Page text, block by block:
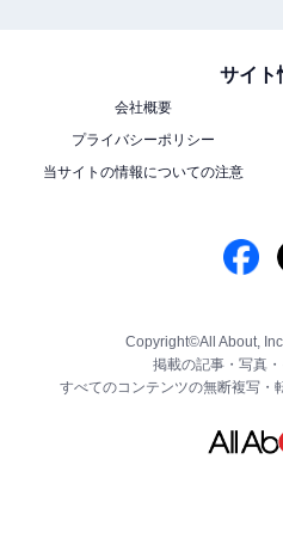
サイト
会社概要
プライバシーポリシー
当サイトの情報についての注意
Copyright©All About,
掲載の記事・写真・
すべてのコンテンツの無断複写・